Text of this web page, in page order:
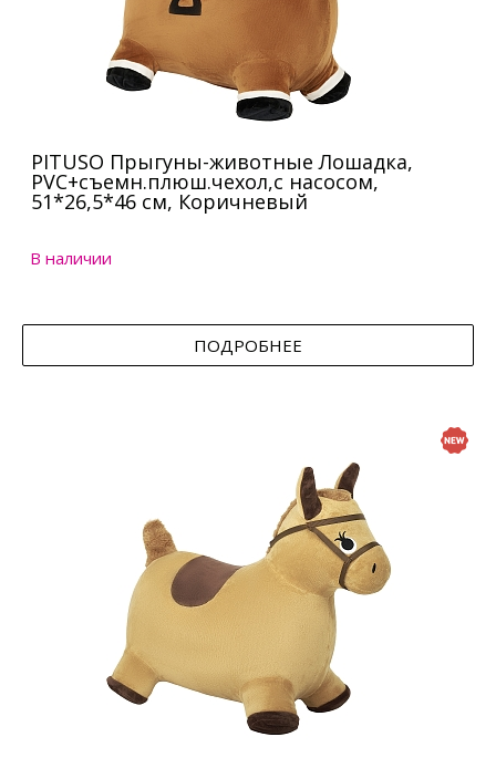
PITUSO Прыгуны-животные Лошадка,
PVC+съемн.плюш.чехол,с насосом,
51*26,5*46 см, Коричневый
В наличии
ПОДРОБНЕЕ